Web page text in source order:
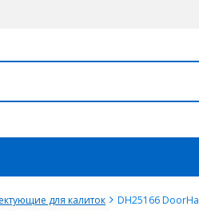
для калиток DH25166